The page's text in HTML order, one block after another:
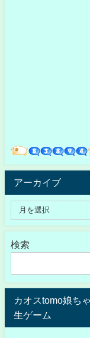
アーカイブ
検索
カオスtomo娘ち
生ゲーム